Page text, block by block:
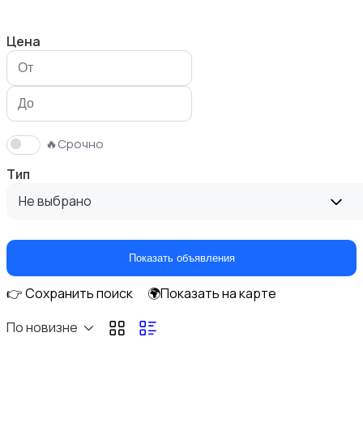
Кровати и матрасы
Кухонные гарнитуры
Цена
🔥Срочно
Тип
Не выбрано
Показать объявления
👉 Сохранить поиск
🌍Показать на карте
По новизне